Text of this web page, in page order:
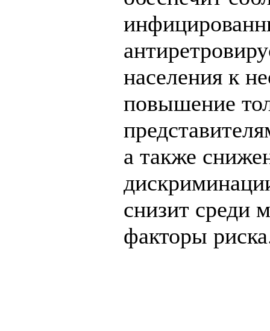
населения к
повышение
а также
снизит среди
факторы